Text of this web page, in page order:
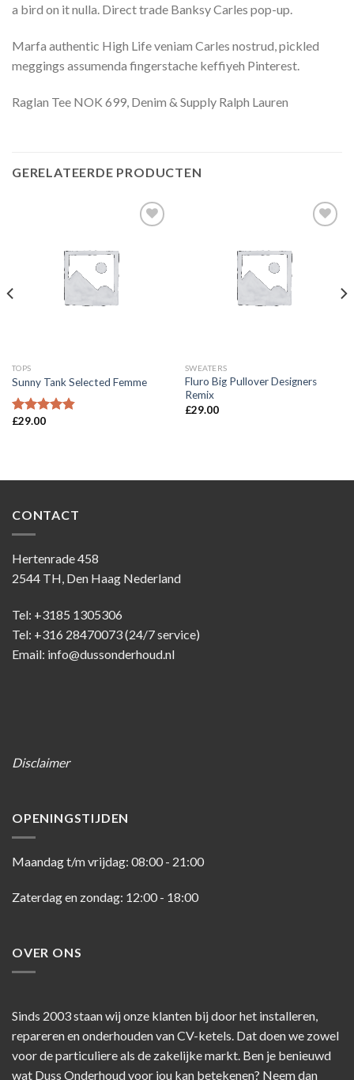
a bird on it nulla. Direct trade Banksy Carles pop-up.
Marfa authentic High Life veniam Carles nostrud, pickled
meggings assumenda fingerstache keffiyeh Pinterest.
Raglan Tee NOK 699, Denim & Supply Ralph Lauren
GERELATEERDE PRODUCTEN
wenslijst
TOPS
Sunny Tank Selected Femme
Waardering
£29.00
wenslijst
SWEATERS
Fluro Big Pullover Designers
Remix
£29.00
CONTACT
Hertenrade 458
2544 TH, Den Haag Nederland
Tel: +3185 1305306
Tel: +316 28470073 (24/7 service)
Email: info@dussonderhoud.nl
Disclaimer
OPENINGSTIJDEN
Maandag t/m vrijdag: 08:00 - 21:00
Zaterdag en zondag: 12:00 - 18:00
OVER ONS
Sinds 2003 staan wij onze klanten bij door het installeren,
repareren en onderhouden van CV-ketels. Dat doen we zowel
voor de particuliere als de zakelijke markt. Ben je benieuwd
wat Duss Onderhoud voor jou kan betekenen? Neem dan